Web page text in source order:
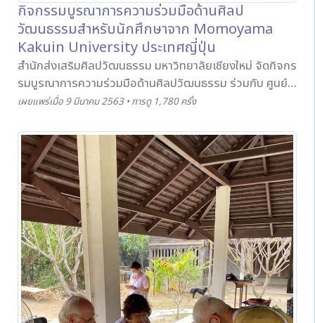
กิจกรรมบูรณาการความร่วมมือด้านศิลป
วัฒนธรรมสำหรับนักศึกษาจาก Momoyama
Kakuin University ประเทศญี่ปุ่น
สำนักส่งเสริมศิลปวัฒนธรรม มหาวิทยาลัยเชียงใหม่ จัดกิจกร
รมบูรณาการความร่วมมือด้านศิลปวัฒนธรรม ร่วมกับ ศูนย์
บริการวิชาการมนุษยศาสตร์ คณะมนุษยศาสตร์ มหาวิทยาลัย
สำหรับนักศึกษาจาก Momoyama Kakuin University
ประเทศญี่ปุ่น โดยมีการฝึกอบรมเชิงปฏิบัติการ "การทำขนม
และอาหารล้านนา" และ "การวาดภาพบนพัด" ให้แก่นักศึกษา
ในโครงการดังกล่าว เพื่อให้นักศึกษามีความรู้ และสามารถนำ
ไปต่อยอดในการศึกษาด้านศิลปวัฒนธรรมต่อไปได้ ทั้งนี้ โดย
ฝึกอบรม ณ พิพิธภัณฑ์เรือนโบราณล้านนา มหาวิทยาลัย
เชียงใหม่ ในวันที่ 9 มีนาคม 2563
เผยแพร่เมื่อ 9 มีนาคม 2563 • การดู 1,780 ครั้ง